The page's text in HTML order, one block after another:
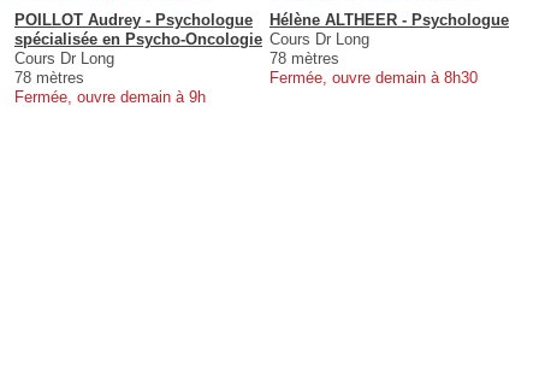
POILLOT Audrey - Psychologue
spécialisée en Psycho-Oncologie
Cours Dr Long
78 mètres
Fermée, ouvre demain à 9h
Hélène ALTHEER - Psychologue
Cours Dr Long
78 mètres
Fermée, ouvre demain à 8h30